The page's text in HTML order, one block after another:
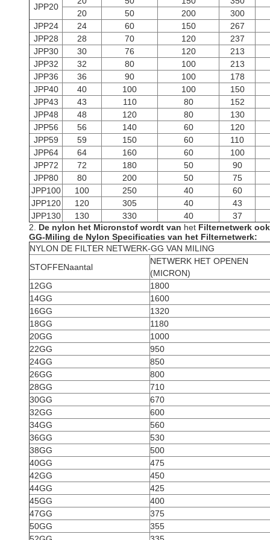
JPP20
20
50 200
300
JPP24
24 60 150
267
JPP28
28 70 120
237
JPP30
30 76 120
213
JPP32
32 80 100
213
JPP36
36 90 100
178
JPP40
40 100 100
150
JPP43
43 110 80
152
JPP48
48 120 80
130
JPP56
56 140 60
120
JPP59
59 150 60
110
JPP64
64 160 60
100
JPP72
72 180 50
90
JPP80
80 200 50
75
JPP100
100 250 40
60
JPP120
120 305 40
43
JPP130
130 330 40
37
2. De nylon het Micronstof wordt van het Filternetwerk
GG-Miling de Nylon Specificaties van het Filternetwerk:
NYLON DE FILTER NETWERK-GG VAN MILING
STOFFENaantal
NETWERK HET OPENEN
(MICRON)
12GG
1800
14GG
1600
16GG
1320
18GG
1180
20GG
1000
22GG
950
24GG
850
26GG
800
28GG
710
30GG
670
32GG
600
34GG
560
36GG
530
38GG
500
40GG
475
42GG
450
44GG
425
45GG
400
47GG
375
50GG
355